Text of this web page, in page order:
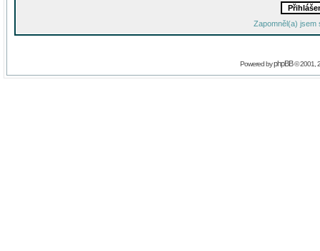
Zapomněl(a) jsem
Powered byphpBB© 2001,